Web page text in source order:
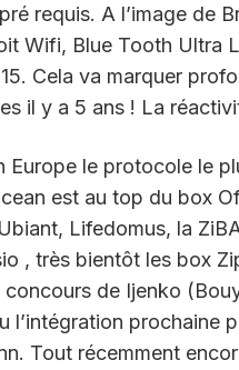
requis. A l’image de
Wifi, Blue Tooth Ultra
Cela va marquer
il y a 5 ans ! La
le protocole le
est au top du box
Lifedomus, la
, très bientôt les box
de Ijenko
l’intégration prochaine
Tout récemment